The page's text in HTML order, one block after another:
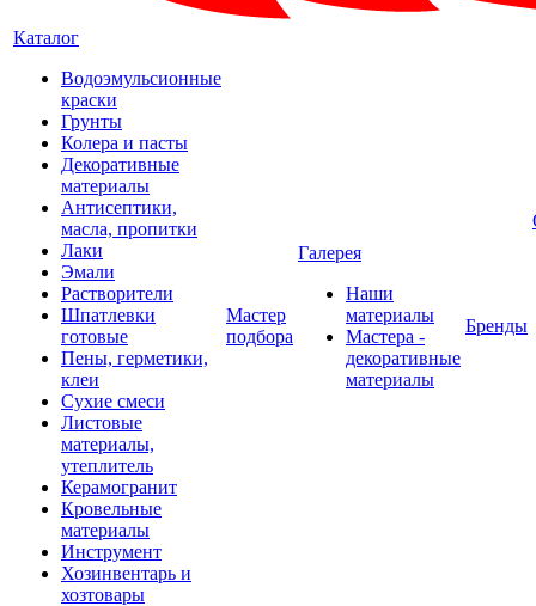
Каталог
Водоэмульсионные
краски
Грунты
Колера и пасты
Декоративные
материалы
Антисептики,
масла, пропитки
Лаки
Эмали
Растворители
Шпатлевки
готовые
Пены, герметики,
клеи
Сухие смеси
Листовые
материалы,
утеплитель
Керамогранит
Кровельные
материалы
Инструмент
Хозинвентарь и
хозтовары
Мастер
подбора
Галерея
Наши
материалы
Мастера -
декоративные
материалы
Бренды